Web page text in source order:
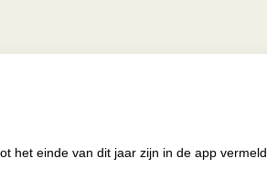
het einde van dit jaar zijn in de app vermeld.